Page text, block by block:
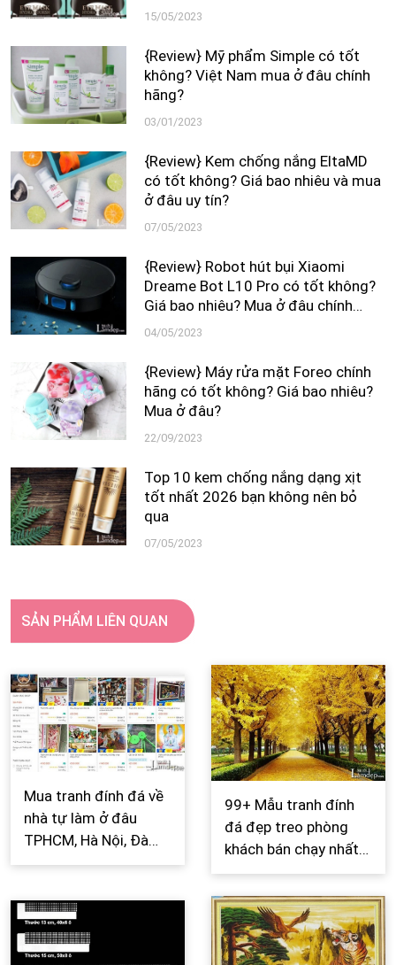
15/05/2023
{Review} Mỹ phẩm Simple có tốt
không? Việt Nam mua ở đâu chính
hãng?
03/01/2023
{Review} Kem chống nắng EltaMD
có tốt không? Giá bao nhiêu và mua
ở đâu uy tín?
07/05/2023
{Review} Robot hút bụi Xiaomi
Dreame Bot L10 Pro có tốt không?
Giá bao nhiêu? Mua ở đâu chính
hãng?
04/05/2023
{Review} Máy rửa mặt Foreo chính
hãng có tốt không? Giá bao nhiêu?
Mua ở đâu?
22/09/2023
Top 10 kem chống nắng dạng xịt
tốt nhất 2026 bạn không nên bỏ
qua
07/05/2023
SẢN PHẨM LIÊN QUAN
Mua tranh đính đá về
nhà tự làm ở đâu
TPHCM, Hà Nội, Đà
Nẵng
99+ Mẫu tranh đính
đá đẹp treo phòng
khách bán chạy nhất
2026